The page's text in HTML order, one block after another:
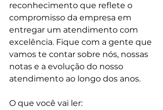
reconhecimento que reflete o
compromisso da empresa em
entregar um atendimento com
excelência. Fique com a gente que
vamos te contar sobre nós, nossas
notas e a evolução do nosso
atendimento ao longo dos anos.
O que você vai ler: